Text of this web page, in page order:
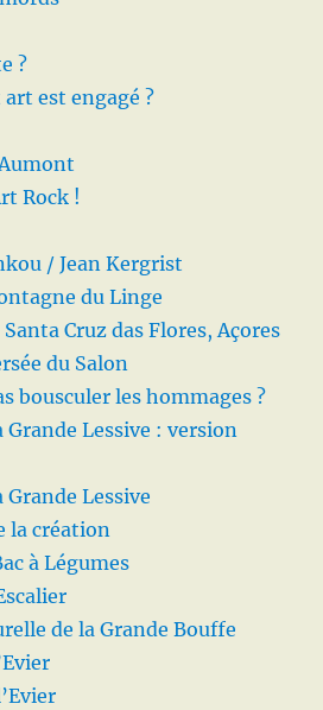
?
est engagé ?
Rock !
/ Jean Kergrist
du Linge
Cruz das Flores, Açores
du Salon
bousculer les hommages ?
Grande Lessive : version
Grande Lessive
la création
à Légumes
de la Grande Bouffe